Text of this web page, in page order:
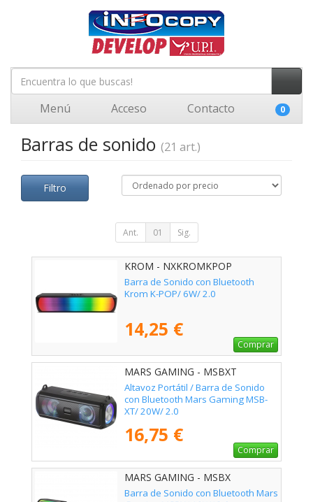
Menú Acceso Contacto 0
Barras de sonido (21 art.)
Filtro
Ant. 01 Sig.
KROM - NXKROMKPOP
Barra de Sonido con Bluetooth
Krom K-POP/ 6W/ 2.0
14,25 €
Comprar
MARS GAMING - MSBXT
Altavoz Portátil / Barra de Sonido
con Bluetooth Mars Gaming MSB-
XT/ 20W/ 2.0
16,75 €
Comprar
MARS GAMING - MSBX
Barra de Sonido con Bluetooth Mars